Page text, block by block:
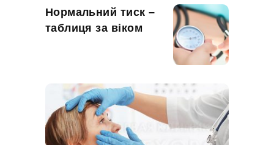
Нормальний тиск –
таблиця за віком